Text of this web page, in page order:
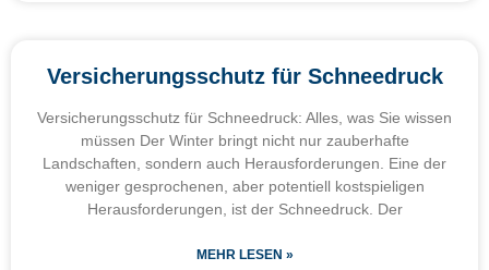
Versicherungsschutz für Schneedruck
Versicherungsschutz für Schneedruck: Alles, was Sie wissen
müssen Der Winter bringt nicht nur zauberhafte
Landschaften, sondern auch Herausforderungen. Eine der
weniger gesprochenen, aber potentiell kostspieligen
Herausforderungen, ist der Schneedruck. Der
MEHR LESEN »